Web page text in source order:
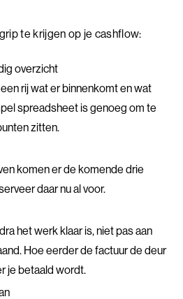
te krijgen op je cashflow:
overzicht
rij wat er binnenkomt en wat
spreadsheet is genoeg om te
zitten.
komen er de komende drie
daar nu al voor.
het werk klaar is, niet pas aan
Hoe eerder de factuur de deur
je betaald wordt.